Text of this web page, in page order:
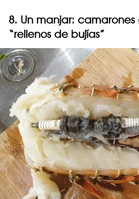
8. Un manjar: camarones
“rellenos de bujías”